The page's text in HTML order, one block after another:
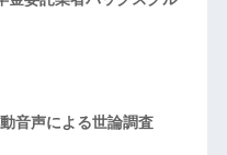
音声による世論調査